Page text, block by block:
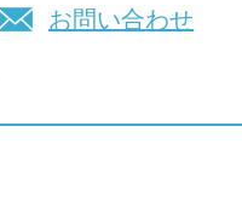
お問い合わせ